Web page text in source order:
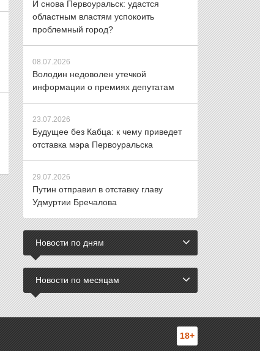
И снова Первоуральск: удастся
областным властям успокоить
проблемный город?
08.07.2026
Володин недоволен утечкой
информации о премиях депутатам
23.07.2026
Будущее без Кабца: к чему приведет
отставка мэра Первоуральска
29.07.2026
Путин отправил в отставку главу
Удмуртии Бречалова
Новости по дням
Новости по месяцам
18+